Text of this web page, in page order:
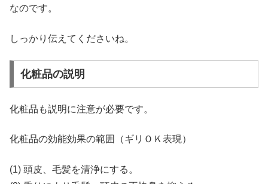
なのです。
しっかり伝えてくださいね。
化粧品の説明
化粧品も説明に注意が必要です。
化粧品の効能効果の範囲（ギリＯＫ表現）
(1) 頭皮、毛髪を清浄にする。